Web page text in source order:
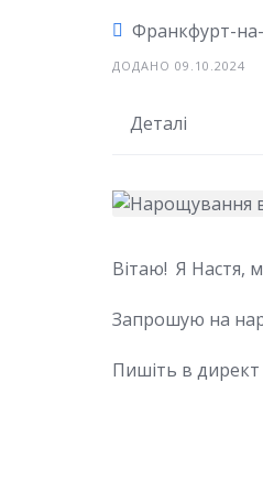
Франкфурт-
ДОДАНО 09.10.2024
Деталі
Вітаю! Я Настя,
Запрошую на
Пишіть в директ